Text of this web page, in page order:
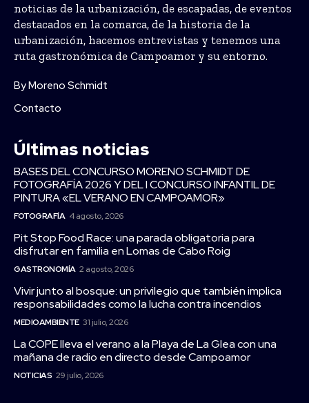
noticias de la urbanización, de escapadas, de eventos
destacados en la comarca, de la historia de la
urbanización, hacemos entrevistas y tenemos una
ruta gastronómica de Campoamor y su entorno.
By Moreno Schmidt
Contacto
Últimas noticias
BASES DEL CONCURSO MORENO SCHMIDT DE
FOTOGRAFÍA 2026 Y DEL I CONCURSO INFANTIL DE
PINTURA «EL VERANO EN CAMPOAMOR»
FOTOGRAFÍA 4 agosto, 2026
Pit Stop Food Race: una parada obligatoria para
disfrutar en familia en Lomas de Cabo Roig
GASTRONOMÍA 2 agosto, 2026
Vivir junto al bosque: un privilegio que también implica
responsabilidades como la lucha contra incendios
MEDIOAMBIENTE 31 julio, 2026
La COPE lleva el verano a la Playa de La Glea con una
mañana de radio en directo desde Campoamor
NOTICIAS 29 julio, 2026